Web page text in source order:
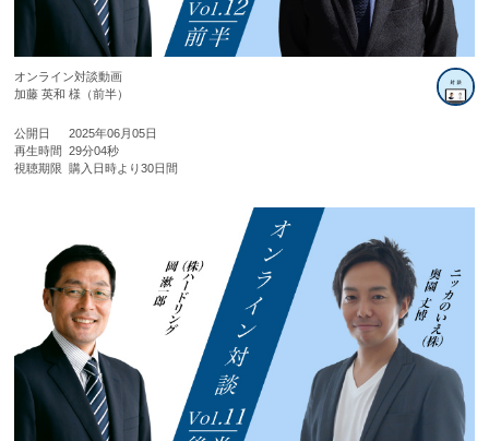
オンライン対談動画
加藤 英和 様（前半）
公開日
2025年06月05日
再生時間
29分04秒
視聴期限
購入日時より30日間